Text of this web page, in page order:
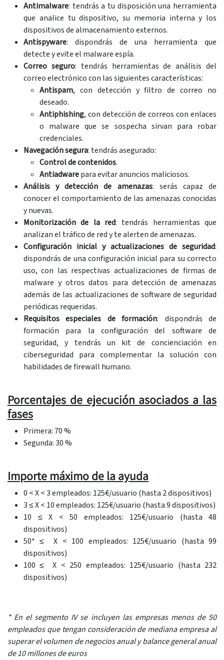
Antimalware: tendrás a tu disposición una herramienta
que analice tu dispositivo, su memoria interna y los
dispositivos de almacenamiento externos.
Antispyware: dispondrás de una herramienta que
detecte y evite el malware espía.
Correo seguro: tendrás herramientas de análisis del
correo electrónico con las siguientes características:
Antispam, con detección y filtro de correo no
deseado.
Antiphishing, con detección de correos con enlaces
o malware que se sospecha sirvan para robar
credenciales.
Navegación segura: tendrás asegurado:
Control de contenidos.
Antiadwarepara evitar anuncios maliciosos.
Análisis y detección de amenazas: serás capaz de
conocer el comportamiento de las amenazas conocidas
y nuevas.
Monitorización de la red: tendrás herramientas que
analizan el tráfico de red y te alerten de amenazas.
Configuración inicial y actualizaciones de seguridad:
dispondrás de una configuración inicial para su correcto
uso, con las respectivas actualizaciones de firmas de
malware y otros datos para detección de amenazas
además de las actualizaciones de software de seguridad
periódicas requeridas.
Requisitos especiales de formación: dispondrás de
formación para la configuración del software de
seguridad, y tendrás un kit de concienciación en
ciberseguridad para complementar la solución con
habilidades de firewall humano.
Porcentajes de ejecución asociados a las
fases
Primera: 70 %
Segunda: 30 %
Importe máximo de la ayuda
0 < X < 3 empleados: 125€/usuario (hasta 2 dispositivos)
3 ≤ X < 10 empleados: 125€/usuario (hasta 9 dispositivos)
10 ≤ X < 50 empleados: 125€/usuario (hasta 48
dispositivos)
50* ≤ X < 100 empleados: 125€/usuario (hasta 99
dispositivos)
100 ≤ X < 250 empleados: 125€/usuario (hasta 232
dispositivos)
* En el segmento IV se incluyen las empresas menos de 50
empleados que tengan consideración de mediana empresa al
superar el volumen de negocios anual y balance general anual
de 10 millones de euros